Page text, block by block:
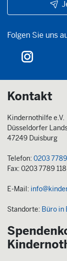
Folgen Sie uns
Folgen Sie uns
Kontakt
Kindernothilfe e.V.
Düsseldorfer
47249 Duisburg
Telefon: 0203 7789
Fax: 0203 7789 118
E-Mail:
Standorte: Büro in